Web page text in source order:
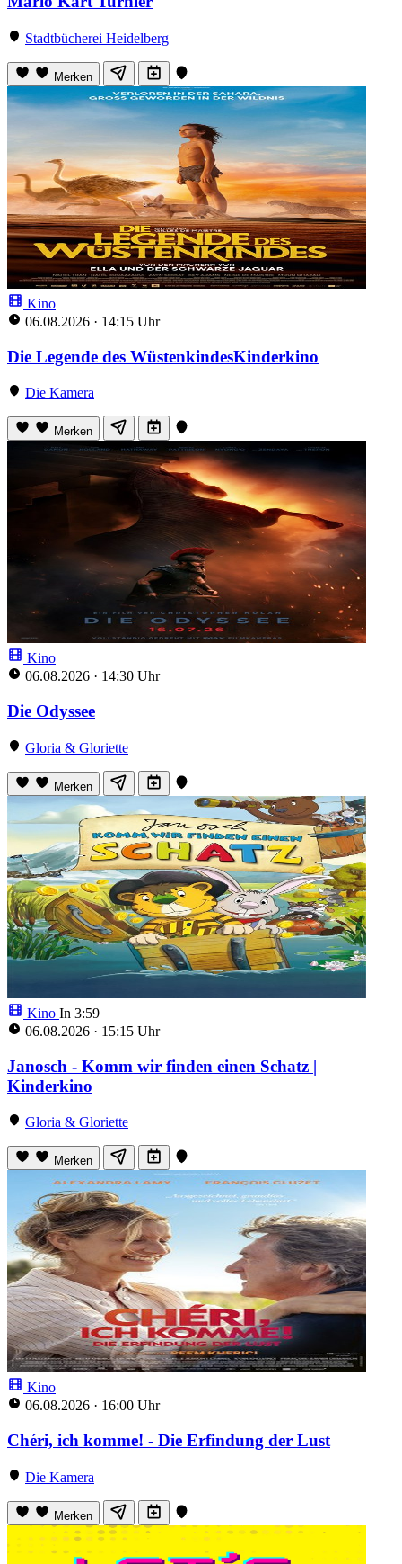
Stadtbücherei Heidelberg
Merken
Kino
06.08.2026 · 14:15 Uhr
Die Legende des WüstenkindesKinderkino
Die Kamera
Merken
Kino
06.08.2026 · 14:30 Uhr
Die Odyssee
Gloria & Gloriette
Merken
Kino In 3:56
06.08.2026 · 15:15 Uhr
Janosch - Komm wir finden einen Schatz |
Kinderkino
Gloria & Gloriette
Merken
Kino
06.08.2026 · 16:00 Uhr
Chéri, ich komme! - Die Erfindung der Lust
Die Kamera
Merken